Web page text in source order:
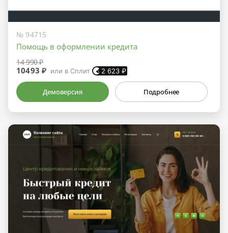
№ 94715
Помощь в оформлении кредита
14 990 ₽
10493 ₽ или в Сплит 2 623 ₽
Демоверсия Подробнее